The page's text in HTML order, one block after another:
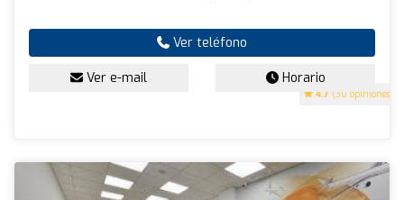
4.7 (30 opiniones)
Ver teléfono
Ver e-mail Horario